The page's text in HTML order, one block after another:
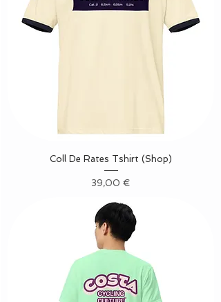
Coll De Rates Tshirt (Shop)
Precio
39,00 €